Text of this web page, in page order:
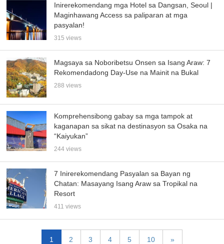
Inirerekomendang mga Hotel sa Dangsan, Seoul |
Maginhawang Access sa paliparan at mga
pasyalan!
315 views
Magsaya sa Noboribetsu Onsen sa Isang Araw: 7
Rekomendadong Day-Use na Mainit na Bukal
288 views
Komprehensibong gabay sa mga tampok at
kaganapan sa sikat na destinasyon sa Osaka na
“Kaiyukan”
244 views
7 Inirerekomendang Pasyalan sa Bayan ng
Chatan: Masayang Isang Araw sa Tropikal na
Resort
411 views
1 2 3 4 5 10 »